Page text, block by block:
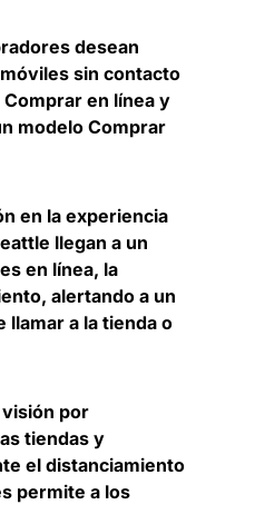
desean
sin contacto
en línea y
modelo Comprar
en la experiencia
llegan a un
en línea, la
alertando a un
llamar a la tienda o
por
tiendas y
el distanciamiento
permite a los